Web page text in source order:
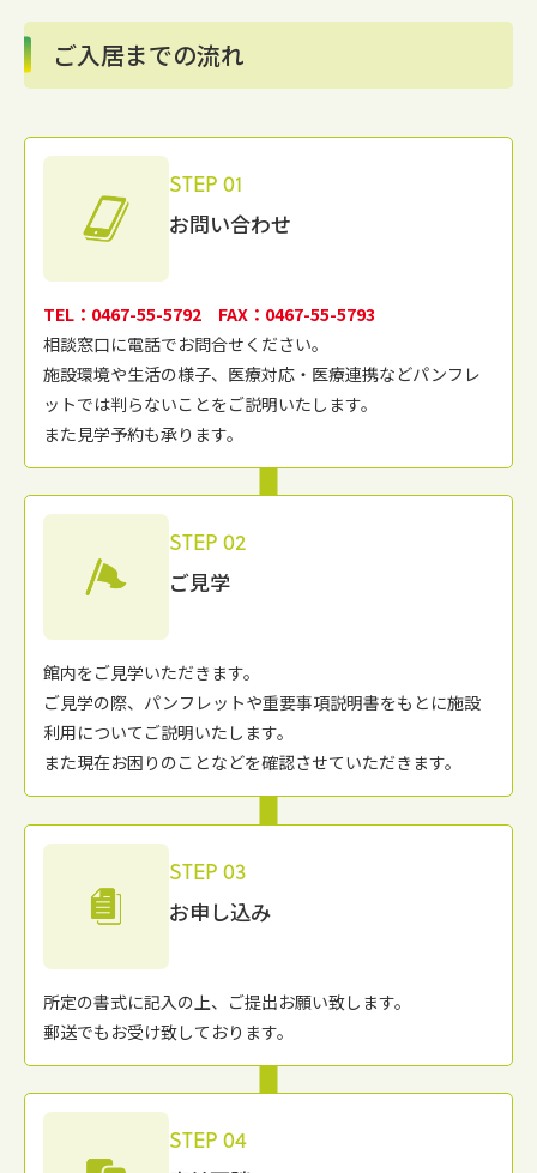
ご入居までの流れ
STEP 01
お問い合わせ
TEL：0467-55-5792 FAX：0467-55-5793
相談窓⼝に電話でお問合せください。
施設環境や⽣活の様⼦、医療対応・医療連携などパンフレ
ットでは判らないことをご説明いたします。
また⾒学予約も承ります。
STEP 02
ご見学
館内をご⾒学いただきます。
ご⾒学の際、パンフレットや重要事項説明書をもとに施設
利⽤についてご説明いたします。
また現在お困りのことなどを確認させていただきます。
STEP 03
お申し込み
所定の書式に記入の上、ご提出お願い致します。
郵送でもお受け致しております。
STEP 04